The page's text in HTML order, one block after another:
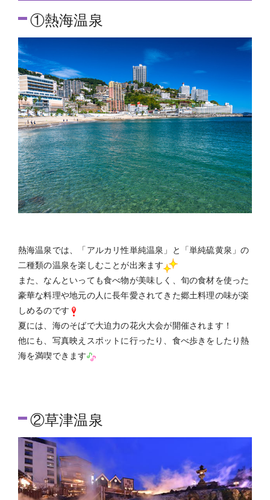
①熱海温泉
熱海温泉では、「アルカリ性単純温泉」と「単純硫黄泉」の
二種類の温泉を楽しむことが出来ます
また、なんといっても食べ物が美味しく、旬の食材を使った
豪華な料理や地元の人に長年愛されてきた郷土料理の味が楽
しめるのです
夏には、海のそばで大迫力の花火大会が開催されます！
他にも、写真映えスポットに行ったり、食べ歩きをしたり熱
海を満喫できます
②草津温泉